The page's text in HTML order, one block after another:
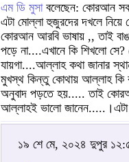
এম ডি মুসাবলেছেন: কোরআন
এটা মোল্লা হুজুরদের দখলে
কোরআন আরবি ভাষায় ,, তাই
পড়ে না....এখানে কি শিখলো
যায়গা....আল্লাহ কথা জানার
মুখস্থ কিন্তু কোথায় আল্লাহ কি
অনুবাদ পড়তে হয়..... তাই
আল্লাহই ভালো
১৯ শে মে, ২০২৪ দুপুর